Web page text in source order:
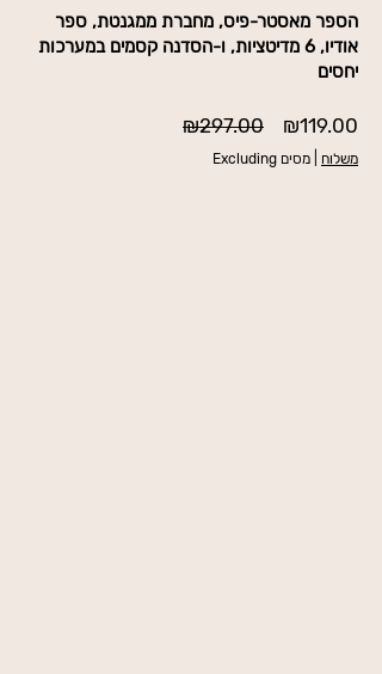
הספר מאסטר-פיס, מחברת ממגנטת, ספר
אודיו, 6 מדיטציות, ו-הסדנה קסמים במערכות
יחסים
₪297.00
Regular
Price
₪119.00
Excluding מסים משלוח